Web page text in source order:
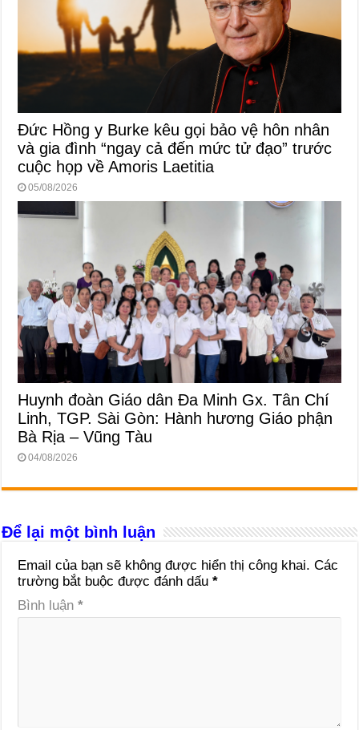
Đức Hồng y Burke kêu gọi bảo vệ hôn nhân
và gia đình “ngay cả đến mức tử đạo” trước
cuộc họp về Amoris Laetitia
05/08/2026
Huynh đoàn Giáo dân Đa Minh Gx. Tân Chí
Linh, TGP. Sài Gòn: Hành hương Giáo phận
Bà Rịa – Vũng Tàu
04/08/2026
Để lại một bình luận
Email của bạn sẽ không được hiển thị công khai. Các
trường bắt buộc được đánh dấu*
Bình luận*